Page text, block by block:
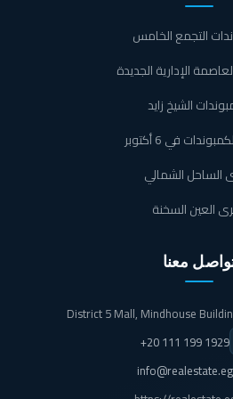
المنتشرة في أرجاء قرية ايلو العلمين
السحب والإيداع النقدي في أي وقت دون
الشاسعة والمتنزهات في مشروع ايلو
السكان بالكهرباء والمياه طوال اليوم مع
تواجد مولدات كهربائية.
ايلو العلمين الجديدة بأحدث التقنيات
وتمنح السكان تجربة حياتية ممتعة
الرابع.
التجمع الخامس
الإدارية الجديدة
الشيخ زايد
في 6 أكتوبر
الساحل الشمالي
العين السخنة
معنا
District 5 Mall, Mindhouse
+20 111 199 1929
info@realestate.eg